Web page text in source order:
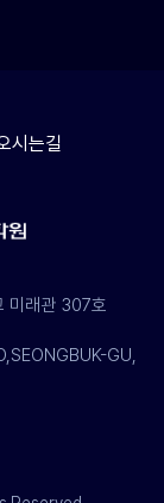
시는길
미래관 307호
GU,